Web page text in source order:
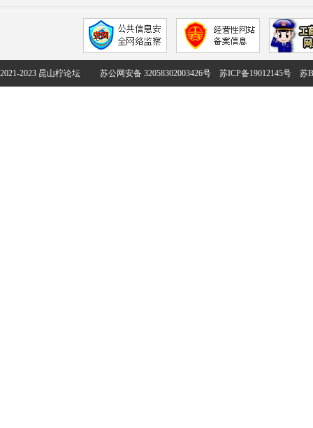
2021-2023 昆山柠论坛 苏公网安备 32058302003426号 苏ICP备19012145号 苏